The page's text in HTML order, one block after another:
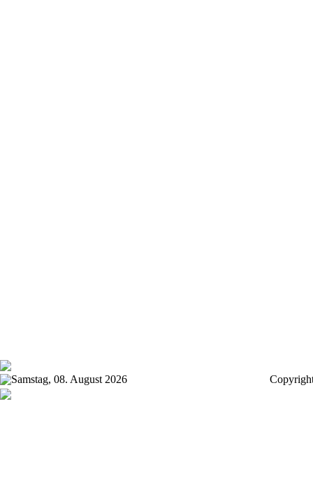
Samstag, 08. August 2026